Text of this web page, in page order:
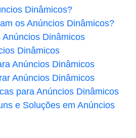
Dinâmicos?
os Anúncios Dinâmicos?
Dinâmicos
Dinâmicos
Anúncios Dinâmicos
Anúncios Dinâmicos
para Anúncios Dinâmicos
e Soluções em Anúncios